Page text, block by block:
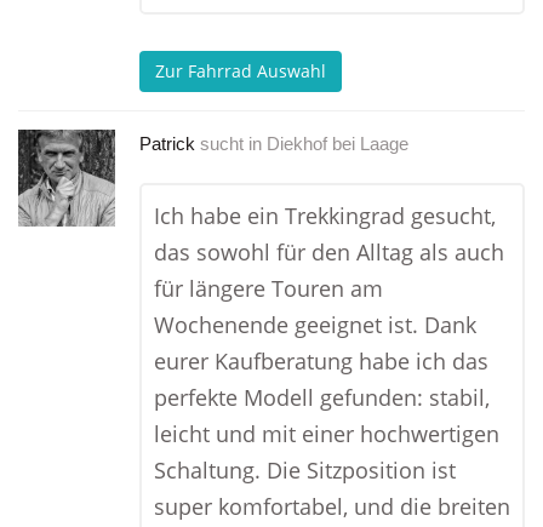
Zur Fahrrad Auswahl
Patrick sucht in Diekhof bei Laage
Ich habe ein Trekkingrad gesucht,
das sowohl für den Alltag als auch
für längere Touren am
Wochenende geeignet ist. Dank
eurer Kaufberatung habe ich das
perfekte Modell gefunden: stabil,
leicht und mit einer hochwertigen
Schaltung. Die Sitzposition ist
super komfortabel, und die breiten